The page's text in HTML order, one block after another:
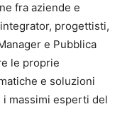
fra aziende e
progettisti,
e Pubblica
le proprie
e soluzioni
i massimi esperti del